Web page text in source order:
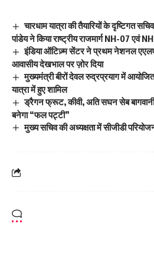
चारधाम यात्रा की तैयारियों के दृष्टिगत
पांडेय ने किया राष्ट्रीय राजमार्ग NH-07 एवं
इंडिया ऑटिज़्म सेंटर ने प्रथम नेशनल
आवासीय देखभाल पर ज़ोर दिया
मुख्यमंत्री बीरों देवल रुद्रप्रयाग में आयोजित
यात्रा में हुए शामिल
ड्रैगन फ्रूट, कीवी, अति सघन सेब
बनेगा “फल पट्टी”
मुख्य सचिव की अध्यक्षता में सीजीडी